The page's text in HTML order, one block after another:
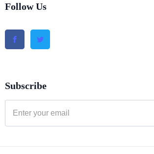
Follow Us
Subscribe